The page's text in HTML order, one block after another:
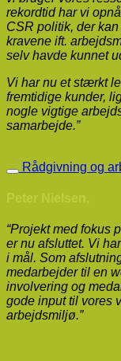
rekordtid har vi
CSR politik, der
kravene ift.
selv havde kunnet
Vi har nu et stærkt
fremtidige kunder,
nogle vigtige
samarbejde.”
Rådgivning og
“Projekt med fokus
er nu afsluttet. Vi
i mål. Som
medarbejder til en
involvering og
gode input til vores
arbejdsmiljø.”